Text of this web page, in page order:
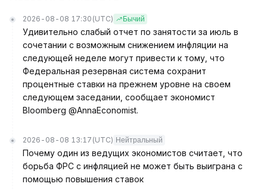
2026-08-08 17:30 (UTC) Бычий
Удивительно слабый отчет по занятости за июль в
сочетании с возможным снижением инфляции на
следующей неделе могут привести к тому, что
Федеральная резервная система сохранит
процентные ставки на прежнем уровне на своем
следующем заседании, сообщает экономист
Bloomberg @AnnaEconomist.
2026-08-08 13:17 (UTC) Нейтральный
Почему один из ведущих экономистов считает, что
борьба ФРС с инфляцией не может быть выиграна с
помощью повышения ставок